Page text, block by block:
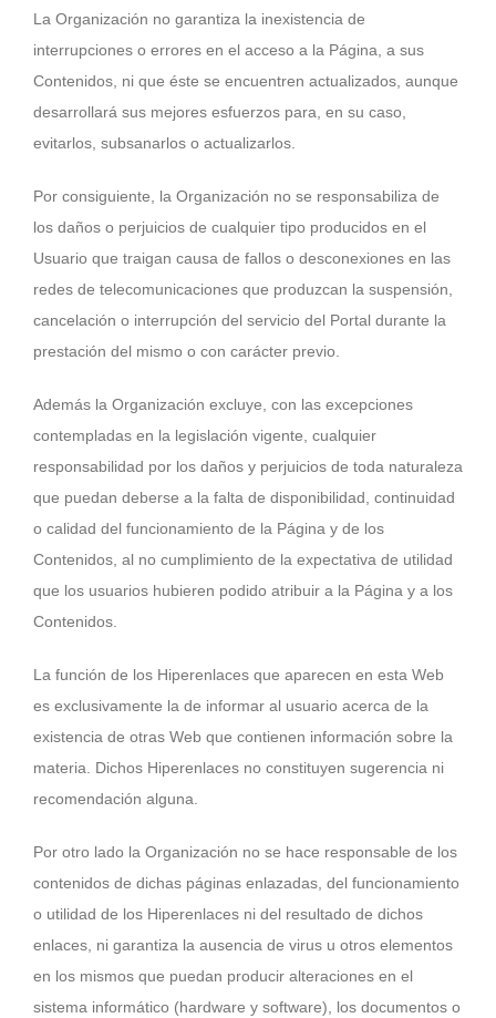
La Organización no garantiza la inexistencia de
interrupciones o errores en el acceso a la Página, a sus
Contenidos, ni que éste se encuentren actualizados, aunque
desarrollará sus mejores esfuerzos para, en su caso,
evitarlos, subsanarlos o actualizarlos.
Por consiguiente, la Organización no se responsabiliza de
los daños o perjuicios de cualquier tipo producidos en el
Usuario que traigan causa de fallos o desconexiones en las
redes de telecomunicaciones que produzcan la suspensión,
cancelación o interrupción del servicio del Portal durante la
prestación del mismo o con carácter previo.
Además la Organización excluye, con las excepciones
contempladas en la legislación vigente, cualquier
responsabilidad por los daños y perjuicios de toda naturaleza
que puedan deberse a la falta de disponibilidad, continuidad
o calidad del funcionamiento de la Página y de los
Contenidos, al no cumplimiento de la expectativa de utilidad
que los usuarios hubieren podido atribuir a la Página y a los
Contenidos.
La función de los Hiperenlaces que aparecen en esta Web
es exclusivamente la de informar al usuario acerca de la
existencia de otras Web que contienen información sobre la
materia. Dichos Hiperenlaces no constituyen sugerencia ni
recomendación alguna.
Por otro lado la Organización no se hace responsable de los
contenidos de dichas páginas enlazadas, del funcionamiento
o utilidad de los Hiperenlaces ni del resultado de dichos
enlaces, ni garantiza la ausencia de virus u otros elementos
en los mismos que puedan producir alteraciones en el
sistema informático (hardware y software), los documentos o